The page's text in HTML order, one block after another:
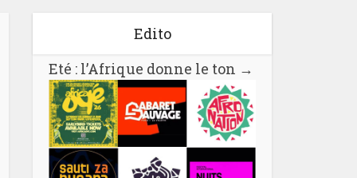
Edito
Eté : l’Afrique donne le ton →